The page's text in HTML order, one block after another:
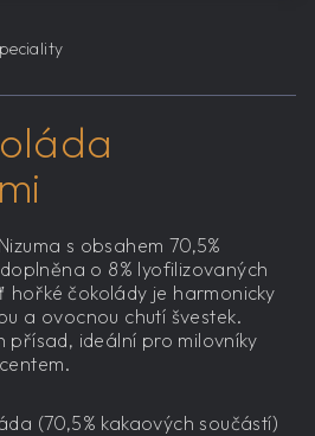
s obsahem 70,5%
o 8% lyofilizovaných
hořké čokolády je harmonicky
a ovocnou chutí švestek.
přísad, ideální pro milovníky
(70,5% kakaových součástí)